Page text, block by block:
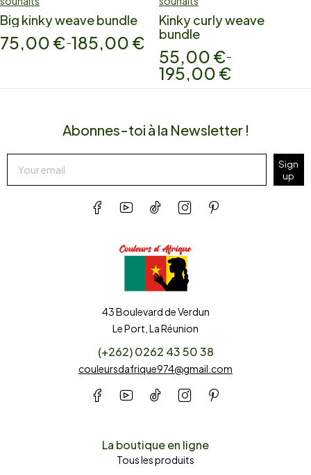
Big kinky weave bundle
75,00 €–185,00 €
Kinky curly weave
bundle
55,00 €–
195,00 €
43 Boulevard de Verdun
Le Port, La Réunion
(+262) 0262 43 50 38
couleursdafrique974@gmail.com
La boutique en ligne
Tous les produits
Abonnes-toi à la Newsletter !
Sign
up